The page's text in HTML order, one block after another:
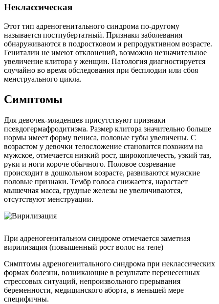
Неклассическая
Этот тип адреногенитального синдрома по-другому
называется постпубертатный. Признаки заболевания
обнаруживаются в подростковом и репродуктивном возрасте.
Гениталии не имеют отклонений, возможно незначительное
увеличение клитора у женщин. Патология диагностируется
случайно во время обследования при бесплодии или сбоя
менструального цикла.
Симптомы
Для девочек-младенцев присутствуют признаки
псевдогермафродитизма. Размер клитора значительно больше
нормы имеет форму пениса, половые губы увеличены. С
возрастом у девочки телосложение становится похожим на
мужское, отмечается низкий рост, широкоплечесть, узкий таз,
руки и ноги короче обычного. Половое созревание
происходит в дошкольном возрасте, развиваются мужские
половые признаки. Тембр голоса снижается, нарастает
мышечная масса, грудные железы не увеличиваются,
отсутствуют менструации.
При адреногенитальном синдроме отмечается заметная
вирилизация (повышенный рост волос на теле)
Симптомы адреногенитального синдрома при неклассических
формах болезни, возникающие в результате перенесенных
стрессовых ситуаций, непроизвольного прерывания
беременности, медицинского аборта, в меньшей мере
специфичны.